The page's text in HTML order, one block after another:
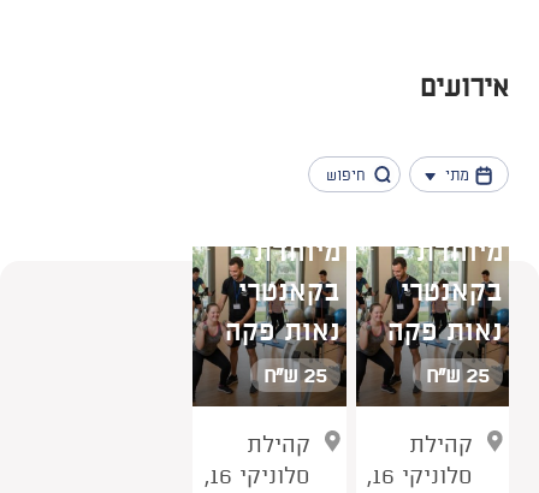
אירועים
מתי
נמצאו 3 תוצאות
מיוחדת -
בקאנטרי
נאות פקה
25 ש"ח
קהילת
סלוניקי 16,
מיוחדת -
בקאנטרי
נאות פקה
25 ש"ח
קהילת
סלוניקי 16,